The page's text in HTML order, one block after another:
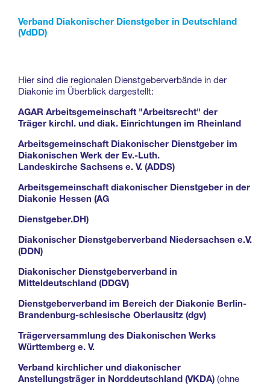
Verband Diakonischer Dienstgeber in Deutschland
(VdDD)
Hier sind die regionalen Dienstgeberverbände in der
Diakonie im Überblick dargestellt:
AGAR Arbeitsgemeinschaft "Arbeitsrecht" der
Träger kirchl. und diak. Einrichtungen im Rheinland
Arbeitsgemeinschaft Diakonischer Dienstgeber im
Diakonischen Werk der Ev.-Luth.
Landeskirche Sachsens e. V. (ADDS)
Arbeitsgemeinschaft diakonischer Dienstgeber in der
Diakonie Hessen (AG
Dienstgeber.DH)
Diakonischer Dienstgeberverband Niedersachsen e.V.
(DDN)
Diakonischer Dienstgeberverband in
Mitteldeutschland (DDGV)
Dienstgeberverband im Bereich der Diakonie Berlin-
Brandenburg-schlesische Oberlausitz (dgv)
Trägerversammlung des Diakonischen Werks
Württemberg e. V.
Verband kirchlicher und diakonischer
Anstellungsträger in Norddeutschland (VKDA) (ohne